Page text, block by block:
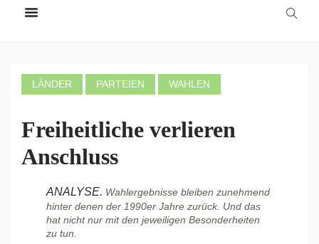
LÄNDER PARTEIEN WAHLEN
Freiheitliche verlieren
Anschluss
ANALYSE. Wahlergebnisse bleiben zunehmend
hinter denen der 1990er Jahre zurück. Und das
hat nicht nur mit den jeweiligen Besonderheiten
zu tun.